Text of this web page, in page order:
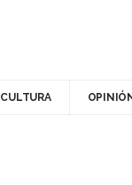
CULTURA OPINIÓN